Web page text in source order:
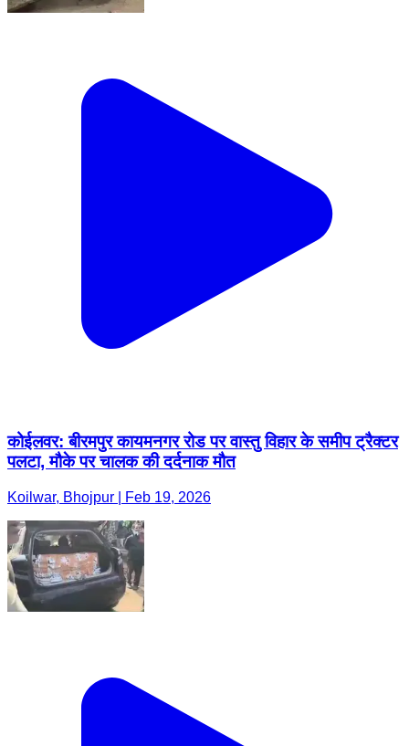
कोईलवर: बीरमपुर कायमनगर रोड पर वास्तु विहार के समीप ट्रैक्टर
पलटा, मौके पर चालक की दर्दनाक मौत
Koilwar, Bhojpur | Feb 19, 2026